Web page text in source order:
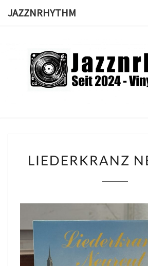
JAZZNRHYTHM
Seit
2024 –
LIEDERKRANZ